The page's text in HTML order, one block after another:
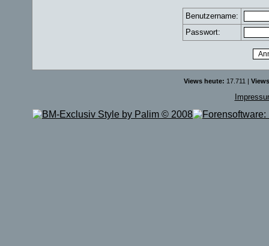
Benutzername:
Passwort:
Views heute: 17.711 |